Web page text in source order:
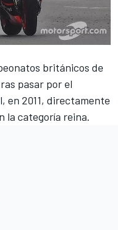
británicos de
pasar por el
en 2011, directamente
la categoría reina.